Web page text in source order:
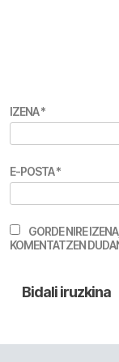
IZENA*
E-POSTA*
GORDE NIRE
KOMENTATZEN